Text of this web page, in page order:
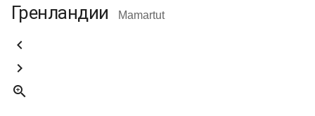
Гренландии
Mamartut


